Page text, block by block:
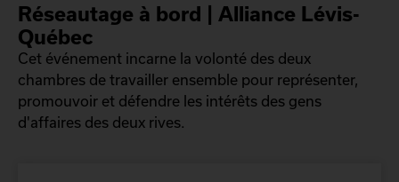
Réseautage à bord | Alliance Lévis-
Québec
Cet événement incarne la volonté des deux
chambres de travailler ensemble pour représenter,
promouvoir et défendre les intérêts des gens
d'affaires des deux rives.